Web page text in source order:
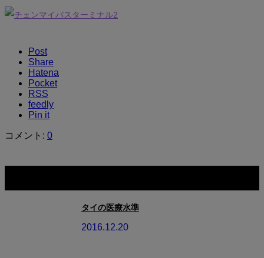
Post
Share
Hatena
Pocket
RSS
feedly
Pin it
コメント: 0
タイの医療水準
2016.12.20